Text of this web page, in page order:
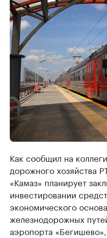
Как сообщил на
дорожного хозяйства
«Камаз» планирует
инвестировании
экономического
железнодорожных
аэропорта